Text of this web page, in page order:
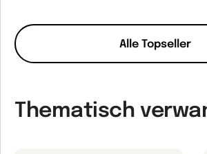
Alle Topseller
Thematisch